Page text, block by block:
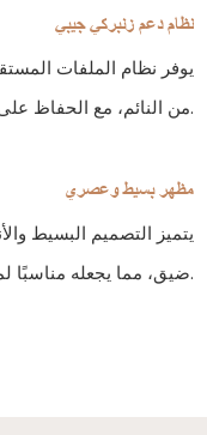
نظام دعم زنبركي جيبي
يوفر نظام الملفات
من النائم، مع الحفاظ على استقامة العمود الفقري.
مظهر بسيط وعصري
يتميز التصميم البسيط
ضيق، مما يجعله مناسبًا لمختلف استخدامات غرف النوم.